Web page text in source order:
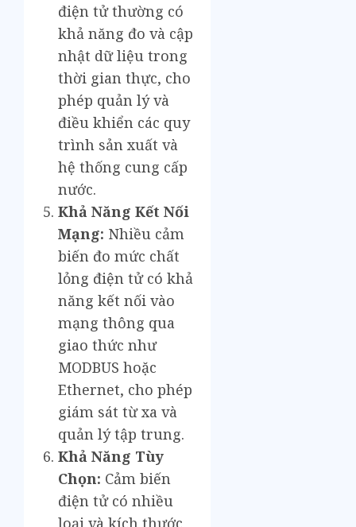
điện tử thường có
khả năng đo và cập
nhật dữ liệu trong
thời gian thực, cho
phép quản lý và
điều khiển các quy
trình sản xuất và
hệ thống cung cấp
nước.
Khả Năng Kết Nối
Mạng: Nhiều cảm
biến đo mức chất
lỏng điện tử có khả
năng kết nối vào
mạng thông qua
giao thức như
MODBUS hoặc
Ethernet, cho phép
giám sát từ xa và
quản lý tập trung.
Khả Năng Tùy
Chọn: Cảm biến
điện tử có nhiều
loại và kích thước